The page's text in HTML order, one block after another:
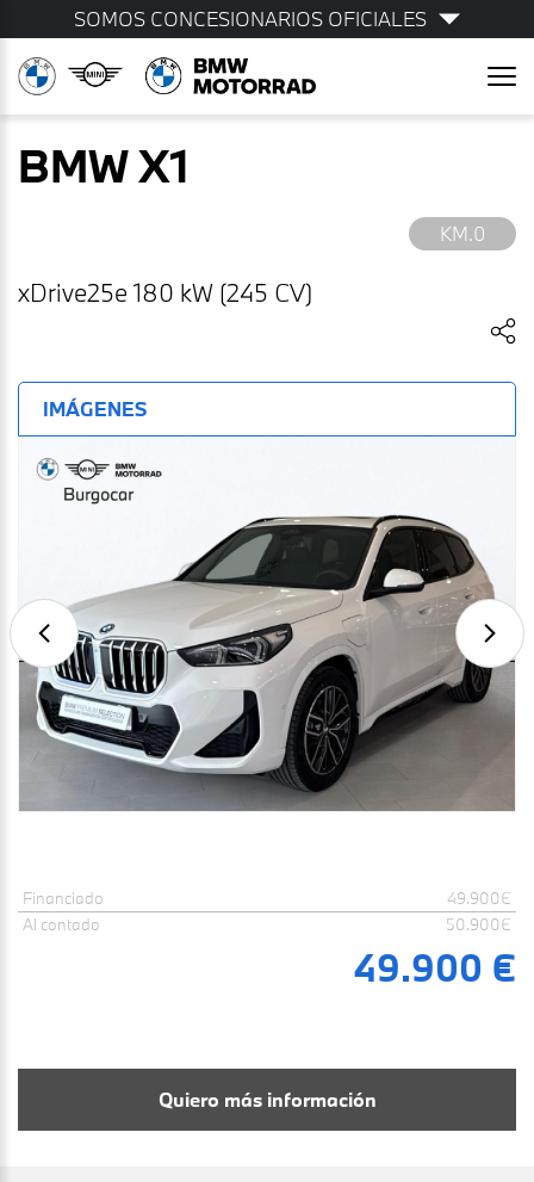
SOMOS CONCESIONARIOS OFICIALES
BMWX1
KM.0
xDrive25e 180 kW (245 CV)
IMÁGENES
Financiado
49.900€
Al contado
50.900€
49.900 €
Quiero más información